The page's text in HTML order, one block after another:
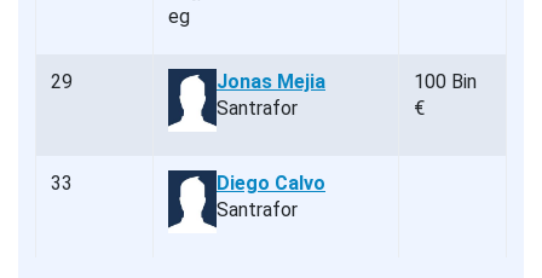
29
Jonas Mejia
Santrafor
100 Bin
€
33
Diego Calvo
Santrafor